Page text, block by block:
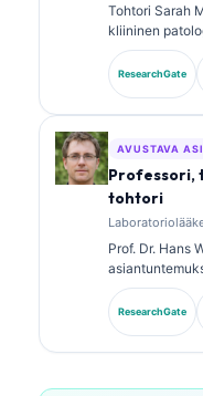
Tohtori Sarah
kliininen
analyysistä.
kliinisen
ResearchGate
AVUSTAVA
Professori,
tohtori
Prof. Dr. Hans
kliinisen
ResearchGate